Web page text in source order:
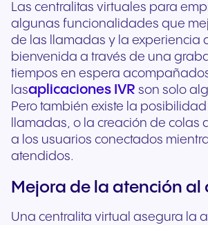
Las centralitas virtuales para
algunas funcionalidades que
de las llamadas y la experiencia
bienvenida a través de una
tiempos en espera
lasaplicaciones IVR son solo
Pero también existe la
llamadas, o la creación de colas
a los usuarios conectados
atendidos.
Mejora de la atención al
Una centralita virtual asegura la